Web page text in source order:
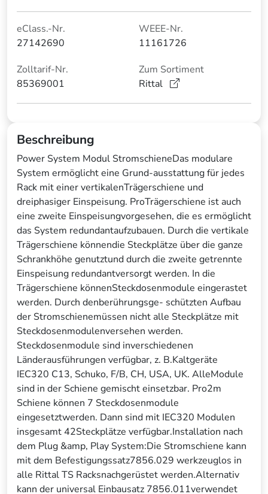
eClass.-Nr.
27142690
WEEE-Nr.
11161726
Zolltarif-Nr.
85369001
Zum Sortiment
Rittal
Beschreibung
Power System Modul StromschieneDas modulare
System ermöglicht eine Grund-ausstattung für jedes
Rack mit einer vertikalenTrägerschiene und
dreiphasiger Einspeisung. ProTrägerschiene ist auch
eine zweite Einspeisungvorgesehen, die es ermöglicht
das System redundantaufzubauen. Durch die vertikale
Trägerschiene könnendie Steckplätze über die ganze
Schrankhöhe genutztund durch die zweite getrennte
Einspeisung redundantversorgt werden. In die
Trägerschiene könnenSteckdosenmodule eingerastet
werden. Durch denberührungsge- schützten Aufbau
der Stromschienemüssen nicht alle Steckplätze mit
Steckdosenmodulenversehen werden.
Steckdosenmodule sind inverschiedenen
Länderausführungen verfügbar, z. B.Kaltgeräte
IEC320 C13, Schuko, F/B, CH, USA, UK. AlleModule
sind in der Schiene gemischt einsetzbar. Pro2m
Schiene können 7 Steckdosenmodule
eingesetztwerden. Dann sind mit IEC320 Modulen
insgesamt 42Steckplätze verfügbar.Installation nach
dem Plug &amp, Play System:Die Stromschiene kann
mit dem Befestigungssatz7856.029 werkzeuglos in
alle Rittal TS Racksnachgerüstet werden.Alternativ
kann der universal Einbausatz 7856.011verwendet